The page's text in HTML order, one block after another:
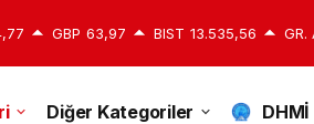
GBP 63,97 BIST 13.535,56 GR.
Diğer Kategoriler DHMİ